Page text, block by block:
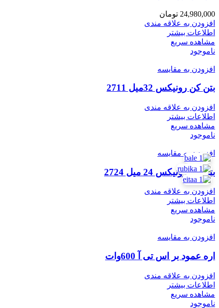
24,980,000 تومان
افزودن به علاقه مندی
اطلاعات بیشتر
مشاهده سریع
ناموجود
افزودن به مقایسه
بتن کن رونیکس 32میل 2711
افزودن به علاقه مندی
اطلاعات بیشتر
مشاهده سریع
ناموجود
افزودن به مقایسه
بتن کن رونیکس 24 میل 2724
افزودن به علاقه مندی
اطلاعات بیشتر
مشاهده سریع
ناموجود
افزودن به مقایسه
اره عمود بر اس تی آ 600وات
افزودن به علاقه مندی
اطلاعات بیشتر
مشاهده سریع
ناموجود